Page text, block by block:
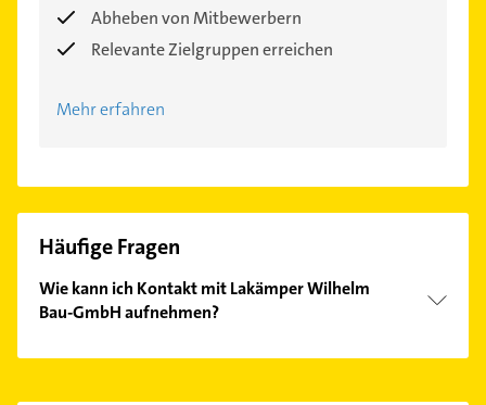
Abheben von Mitbewerbern
Relevante Zielgruppen erreichen
Mehr erfahren
Häufige Fragen
Wie kann ich Kontakt mit Lakämper Wilhelm
Bau-GmbH aufnehmen?